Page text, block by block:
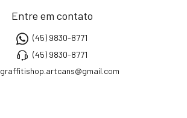
Entre em contato
(45) 9830-8771
(45) 9830-8771
graffitishop.artcans@gmail.com